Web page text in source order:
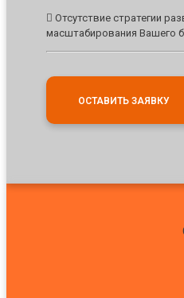
Отсутствие стратегии
масштабирования Вашего
ОСТАВИТЬ ЗАЯВКУ